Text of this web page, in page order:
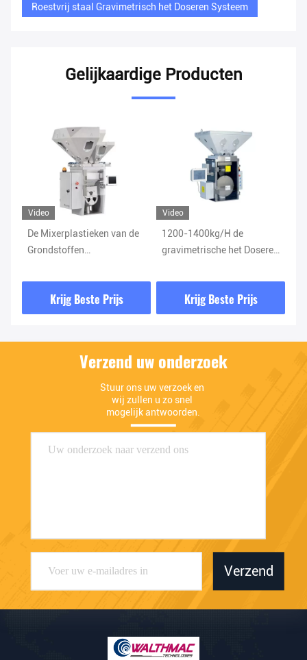
Roestvrij staal Gravimetrisch het Doseren Systeem
Gelijkaardige Producten
Video
1200-1400kg/H de
gravimetrische het Doseren
Eenheidsmixer in
UitdrijvingKrijg Beste Prijs
Video
Gravimetrisch het Mengen
van Ce Systeem voor Vier
Krijg Beste Prijs
Verzend uw onderzoek
Stuur ons uw verzoek en
wij zullen u zo snel
mogelijk antwoorden.
Verzend